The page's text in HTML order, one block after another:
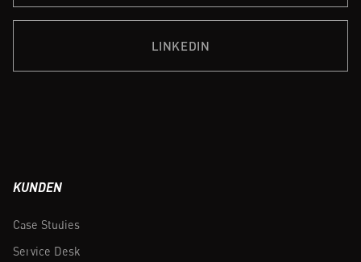
LINKEDIN
KUNDEN
Case Studies
Service Desk